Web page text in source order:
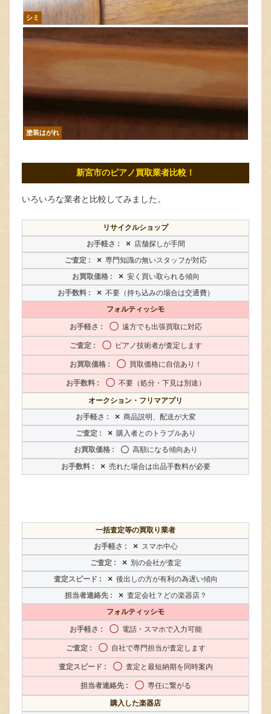
シミ
塗装はがれ
新宮市のピアノ買取業者比較！
いろいろな業者と比較してみました。
リサイクルショップ
× 店舗探しが手間
× 専門知識の無いスタッフが対応
× 安く買い取られる傾向
× 不要（持ち込みの場合は交通費）
フォルティッシモ
〇 遠方でも出張買取に対応
〇 ピアノ技術者が査定します
〇 買取価格に自信あり！
〇 不要（処分・下見は別途）
オークション・フリマアプリ
× 商品説明、配送が大変
× 購入者とのトラブルあり
〇 高額になる傾向あり
× 売れた場合は出品手数料が必要
一括査定等の買取り業者
× スマホ中心
× 別の会社が査定
× 後出しの方が有利の為遅い傾向
× 査定会社？どの楽器店？
フォルティッシモ
〇 電話・スマホで入力可能
〇 自社で専門担当が査定します
〇 査定と最短納期を同時案内
〇 専任に繋がる
購入した楽器店